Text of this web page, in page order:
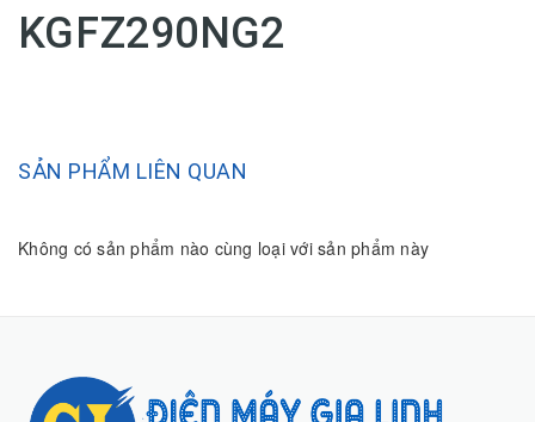
KGFZ290NG2
SẢN PHẨM LIÊN QUAN
Không có sản phẩm nào cùng loại với sản phẩm này